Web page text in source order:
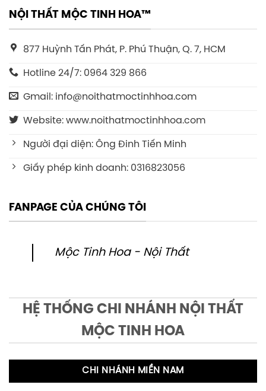
NỘI THẤT MỘC TINH HOA™
877 Huỳnh Tấn Phát, P. Phú Thuận, Q. 7, HCM
Hotline 24/7: 0964 329 866
Gmail: info@noithatmoctinhhoa.com
Website: www.noithatmoctinhhoa.com
Người đại diện: Ông Đinh Tiến Minh
Giấy phép kinh doanh: 0316823056
FANPAGE CỦA CHÚNG TÔI
Mộc Tinh Hoa - Nội Thất
HỆ THỐNG CHI NHÁNH NỘI THẤT
MỘC TINH HOA
CHI NHÁNH MIỀN NAM